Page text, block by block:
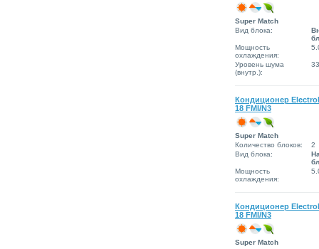
Super Match
Вид блока:
Мощность
охлаждения:
Уровень шума
(внутр.):
Кондиционер
18 FMI/N3
Super Match
Количество блоков:
2
Вид блока:
Мощность
охлаждения:
Кондиционер
18 FMI/N3
Super Match